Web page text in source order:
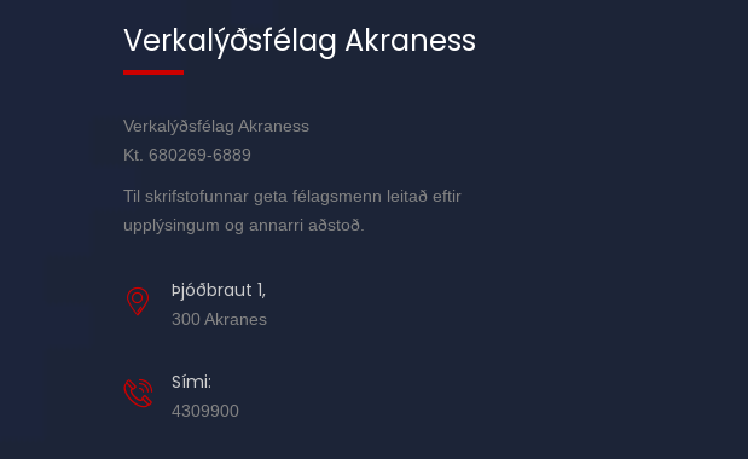
Verkalýðsfélag Akraness
Verkalýðsfélag Akraness
Kt. 680269-6889
Til skrifstofunnar geta félagsmenn leitað eftir
upplýsingum og annarri aðstoð.
Þjóðbraut 1,
300 Akranes
Sími:
4309900